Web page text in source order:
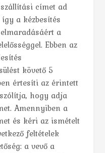
címet ad
a kézbesítés
a
Ebben az
követő 5
értesíti az érintett
hogy adja
Amennyiben a
és kéri az ismételt
feltételek
a vevő a